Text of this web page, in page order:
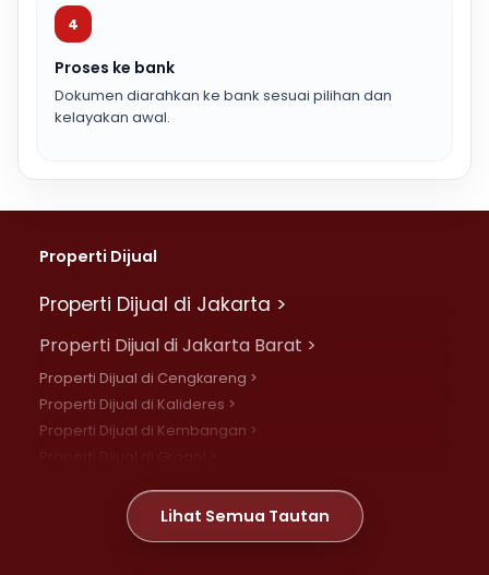
4
Proses ke bank
Dokumen diarahkan ke bank sesuai pilihan dan
kelayakan awal.
Properti Dijual
Properti Dijual di Jakarta >
Properti Dijual di Jakarta Barat >
Properti Dijual di Cengkareng >
Properti Dijual di Kalideres >
Properti Dijual di Kembangan >
Properti Dijual di Meruya >
Properti Dijual di Jelambar >
Lihat Semua Tautan